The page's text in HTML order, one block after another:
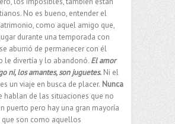
No es bueno, entender el
como aquel amigo que,
durante una temporada con
aburrió de permanecer con él
le divertía y lo abandonó. El amor
ni, los amantes, son juguetes. Ni el
un viaje en busca de placer. Nunca
hablan de las situaciones que no
puerto pero hay una gran mayoría
que son como aquellos